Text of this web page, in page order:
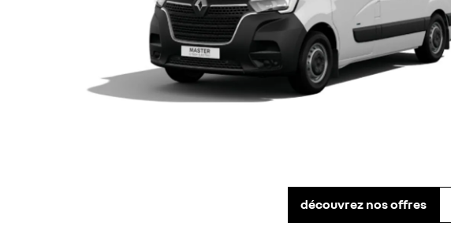
découvrez nos offres